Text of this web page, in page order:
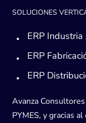
SOLUCIONES
ERP
ERP
ERP
Avanza
PYMES, y gracias